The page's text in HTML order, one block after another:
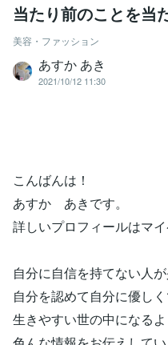
当たり前のことを当
美容・ファッション
あすか あき
2021/10/12 11:30
こんばんは！
あすか あきです。
詳しいプロフィールはマ
自分に自信を持てない人
自分を認めて自分に優し
生きやすい世の中になる